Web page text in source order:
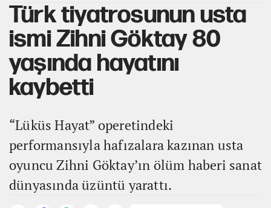
Türk tiyatrosunun usta
ismi Zihni Göktay 80
yaşında hayatını
kaybetti
“Lüküs Hayat” operetindeki
performansıyla hafızalara kazınan usta
oyuncu Zihni Göktay’ın ölüm haberi sanat
dünyasında üzüntü yarattı.